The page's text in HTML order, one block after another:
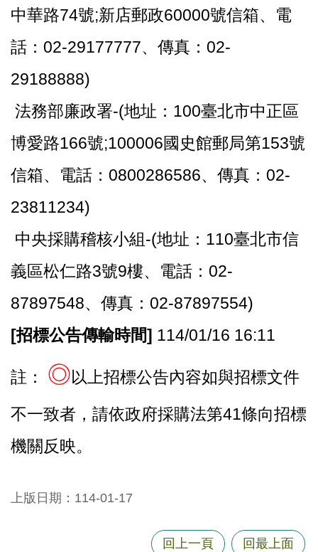
中華路74號;新店郵政60000號信箱、電
話：02-29177777、傳真：02-
29188888)
法務部廉政署-(地址：100臺北市中正區
博愛路166號;100006國史館郵局第153號
信箱、電話：0800286586、傳真：02-
23811234)
中央採購稽核小組-(地址：110臺北市信
義區松仁路3號9樓、電話：02-
87897548、傳真：02-87897554)
[招標公告傳輸時間] 114/01/16 16:11
註： ◎以上招標公告內容如與招標文件
不一致者，請依政府採購法第41條向招標
機關反映。
上版日期：114-01-17
回上一頁 回最上面